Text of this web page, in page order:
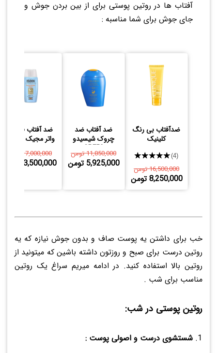
آفتاب ها در روتین پوستی برای از بین بردن جوش و
جای جوش برای شما مناسبه :
ضدآفتاب بی رنگ
کلینیک
★★★★★(4)
16,500,000 تومن
8,250,000 تومن
ضد آفتاب ضد
چروک شیسیدو
SPF50
11,850,000 تومن
5,925,000 تومن
ضد آفتاب فیوژن
واتر مجیک ایزدین
7,000,000 تومن
3,500,000 تومن
خب برای داشتن یه پوست صاف و بدون جوش نیازه که یه
روتین درست برای صبح و روزتون داشته باشین که میتونید از
روتین بالا استفاده کنید. در ادامه میریم سراغ یک روتین
مناسب برای شب .
روتین پوستی در شب:
شستشوی درست و اصولی پوست :